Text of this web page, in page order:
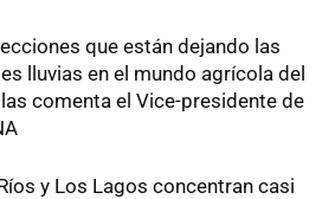
que están dejando las
lluvias en el mundo agrícola del
comenta el Vice-presidente de
y Los Lagos concentran casi